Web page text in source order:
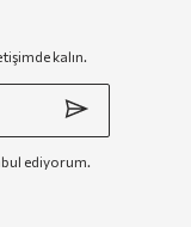
kalın.
ediyorum.